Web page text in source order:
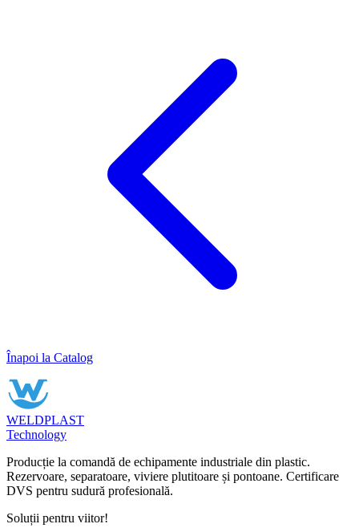
Înapoi la Catalog
WELDPLAST
Technology
Producție la comandă de echipamente industriale din plastic.
Rezervoare, separatoare, viviere plutitoare și pontoane. Certificare
DVS pentru sudură profesională.
Soluții pentru viitor!